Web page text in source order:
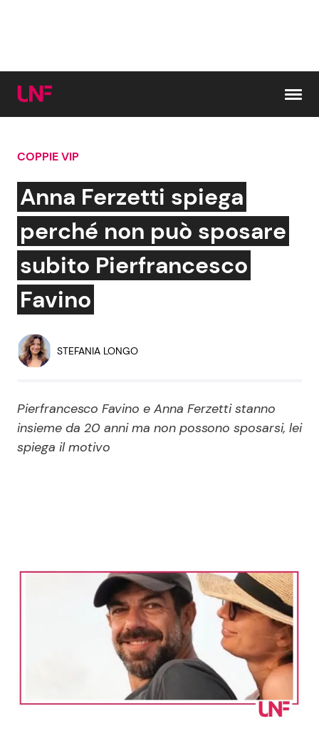
Cerca:
News e Cronaca
Attualità Italiana
Dal Mondo
Economia
Persone Scomparse
Politica
Gossip e TV
Bellezze VIP
Reality e Talent
News Musica
News Spettacolo
Casa
Cucina e Ricette
Consigli di Cucina
COPPIE VIP
Anna Ferzetti spiega
perché non può sposare
subito Pierfrancesco
Favino
STEFANIA LONGO
Pierfrancesco Favino e Anna Ferzetti stanno
insieme da 20 anni ma non possono sposarsi, lei
spiega il motivo